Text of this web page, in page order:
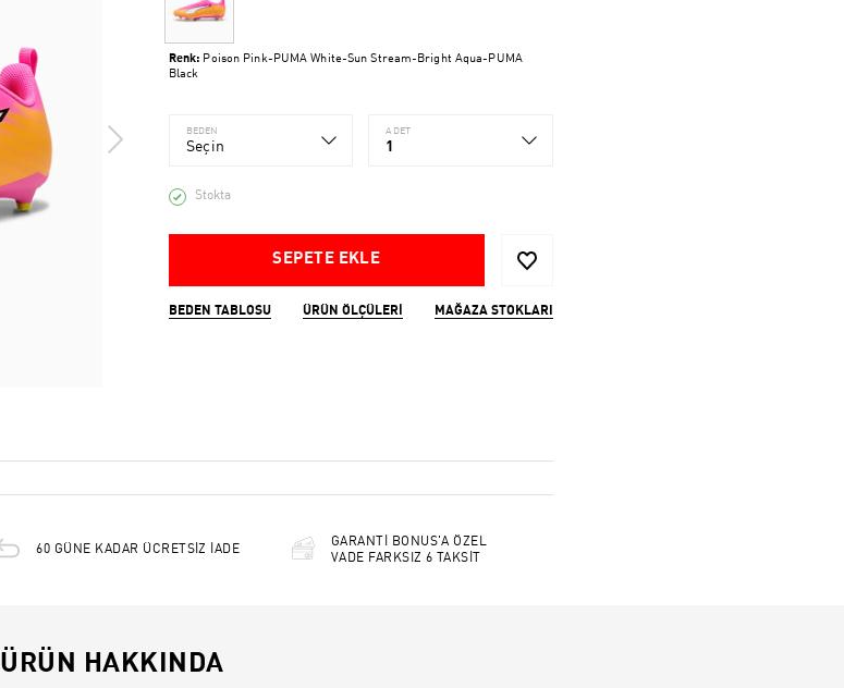
Renk: Poison Pink-PUMA White-Sun Stream-Bright Aqua-PUMA
Black
BEDEN
Seçin
ADET
1
Stokta
SEPETE EKLE
BEDEN TABLOSU ÜRÜN ÖLÇÜLERI MAĞAZA STOKLARI
60 GÜNE KADAR ÜCRETSİZ İADE
GARANTİ BONUS'A ÖZEL
VADE FARKSIZ 6 TAKSİT
ÜRÜN HAKKINDA